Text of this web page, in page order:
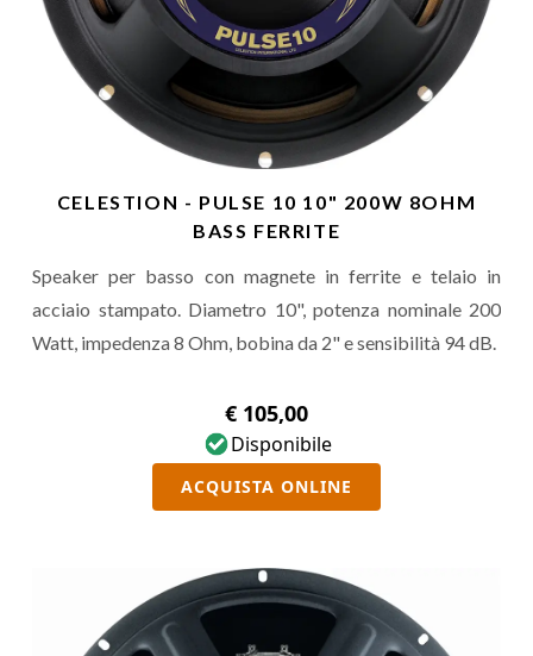
CELESTION - PULSE 10 10" 200W 8OHM
BASS FERRITE
Speaker per basso con magnete in ferrite e telaio in
acciaio stampato. Diametro 10", potenza nominale 200
Watt, impedenza 8 Ohm, bobina da 2" e sensibilità 94 dB.
€ 105,00
Disponibile
ACQUISTA ONLINE